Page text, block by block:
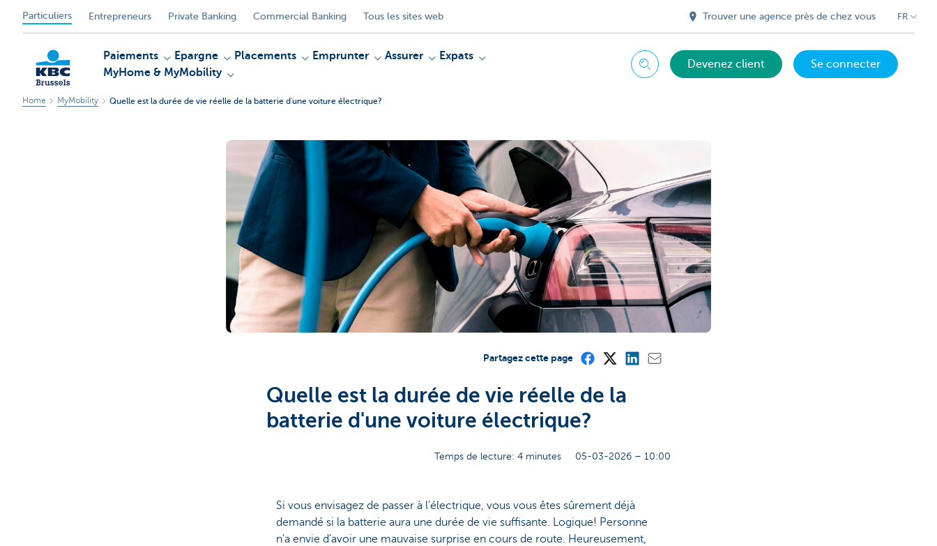
Particuliers Entrepreneurs Private Banking Commercial Banking Tous les sites web Trouver une agence près de chez vous FR
Paiements Epargne Placements Emprunter Assurer
Expats
MyHome & MyMobility
ChercherDevenez client Se connecter
Home MyMobility Quelle est la durée de vie réelle de la batterie d'une voiture électrique?
Partagez cette page
Quelle est la durée de vie réelle de la
batterie d'une voiture électrique?
Temps de lecture: 4 minutes 05-03-2026 – 10:00
Si vous envisagez de passer à l'électrique, vous vous êtes sûrement déjà
demandé si la batterie aura une durée de vie suffisante. Logique! Personne
n'a envie d'avoir une mauvaise surprise en cours de route. Heureusement,